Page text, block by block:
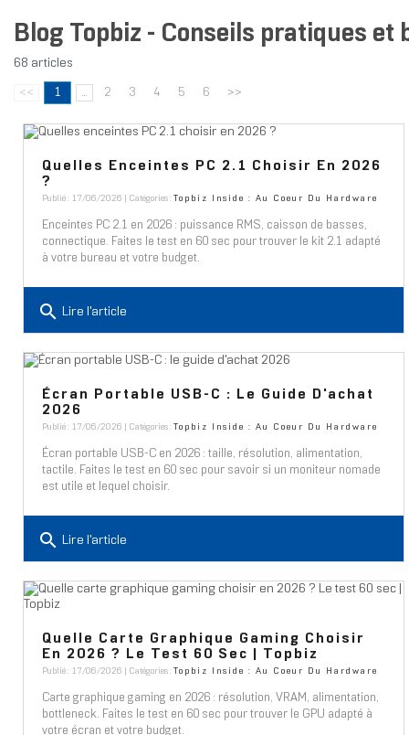
Blog Topbiz - Conseils pratiques et
68 articles
<< 1 ... 2 3 4 5 6 >>
Quelles Enceintes PC 2.1 Choisir En 2026
?
Publié : 17/06/2026 | Catégories : Topbiz Inside : Au Coeur Du Hardware
Enceintes PC 2.1 en 2026 : puissance RMS, caisson de basses,
connectique. Faites le test en 60 sec pour trouver le kit 2.1 adapté
à votre bureau et votre budget.
search Lire l'article
Écran Portable USB-C : Le Guide D'achat
2026
Publié : 17/06/2026 | Catégories : Topbiz Inside : Au Coeur Du Hardware
Écran portable USB-C en 2026 : taille, résolution, alimentation,
tactile. Faites le test en 60 sec pour savoir si un moniteur nomade
est utile et lequel choisir.
search Lire l'article
Quelle Carte Graphique Gaming Choisir
En 2026 ? Le Test 60 Sec | Topbiz
Publié : 17/06/2026 | Catégories : Topbiz Inside : Au Coeur Du Hardware
Carte graphique gaming en 2026 : résolution, VRAM, alimentation,
bottleneck. Faites le test en 60 sec pour trouver le GPU adapté à
votre écran et votre budget.